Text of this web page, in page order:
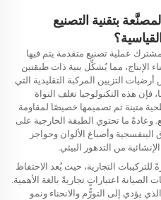
بتقنية التصنيع
عملية تصنيع متقدمة يتم فيها
الإنتاج، مما يُشكِّل بنية ذات طبقتين
التزيين المركبة التقليدية التي
هذه التكنولوجيا تغلف النواة
متينة تم تصميمها خصيصًا لمقاومة
وعادةً ما تحتوي الطبقة الخارجية على
وأصباغ الألوان وحواجز
من التدهور البيئي.
للتركيبات التجارية، حيث يُعد الاحتفاظ
اعتباراتٍ تجاريةً بالغة الأهمية.
يؤدي إلى التورُّم والانحناء ونمو